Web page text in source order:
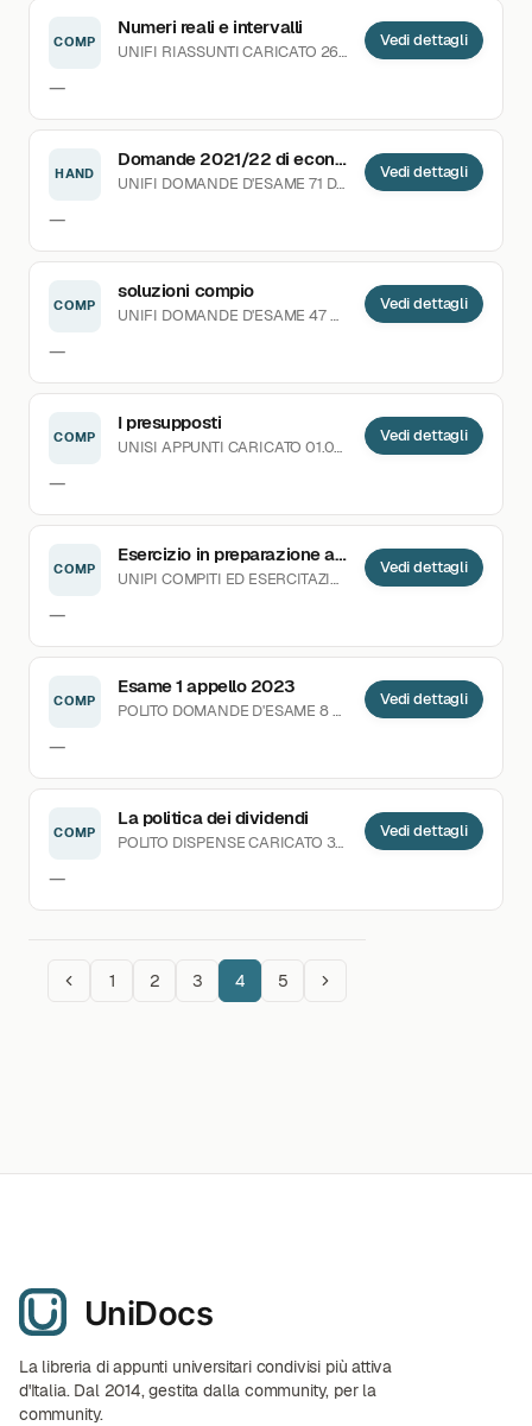
COMP
Numeri reali e intervalli
UNIFI RIASSUNTICARICATO 26.09.2024
—
Vedi dettagli
HAND
Domande 2021/22 di economia
UNIFI DOMANDE D'ESAME 71 DOWNLOAD CARICATO
—
Vedi dettagli
COMP
soluzioni compio
UNIFI DOMANDE D'ESAME 47 DOWNLOAD CARICATO
—
Vedi dettagli
COMP
I presupposti
UNISI APPUNTI CARICATO 01.07.2021
—
Vedi dettagli
COMP
Esercizio in preparazione all'esame
UNIPI COMPITI ED ESERCITAZIONI 6 DOWNLOAD
—
Vedi dettagli
COMP
Esame 1 appello 2023
POLITO DOMANDE D'ESAME 8 DOWNLOAD CARICATO
—
Vedi dettagli
COMP
La politica dei dividendi
POLITO DISPENSECARICATO 31.08.2020
—
Vedi dettagli
1 2 3 4 5
La libreria di appunti universitari condivisi più attiva
d'Italia. Dal 2014, gestita dalla community, per la
community.